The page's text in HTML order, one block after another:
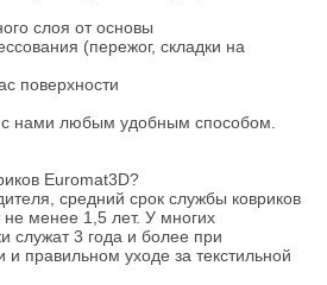
слоя от основы
(пережог, складки на
поверхности
с нами любым удобным способом.
Euromat3D?
средний срок службы ковриков
не менее 1,5 лет. У многих
служат 3 года и более при
и правильном уходе за текстильной